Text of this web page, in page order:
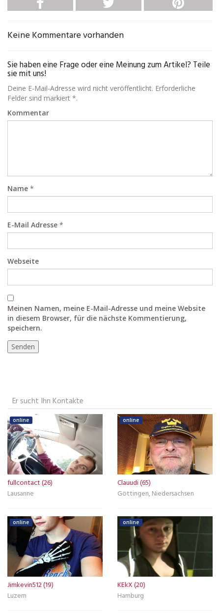
Keine Kommentare vorhanden
Sie haben eine Frage oder eine Meinung zum Artikel? Teile
sie mit uns!
Deine E-Mail-Adresse wird nicht veröffentlicht. Erforderliche
Felder sind markiert *.
Kommentar
Name *
E-Mail Adresse *
Webseite
Meinen Namen, meine E-Mail-Adresse und meine Website
in diesem Browser, für die nächste Kommentierung,
speichern.
Er sucht Ihn Kontakte
online
fullcontact (26)
Lausanne
online
Clauudi (65)
Göttingen, Niedersachsen
online
Jimkevin512 (19)
Luzern
online
KEkX (20)
Hamburg